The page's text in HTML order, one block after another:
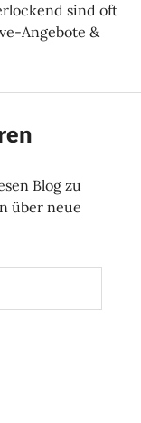
sind oft
Angebote &
Blog zu
über neue